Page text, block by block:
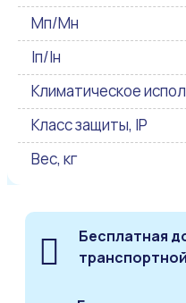
Мп/Мн
Iп/Iн
Климатическое
Класс защиты, IP
Вес, кг
Бесплатная